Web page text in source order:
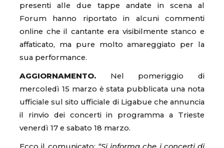
presenti alle due tappe andate in scena al
Forum hanno riportato in alcuni commenti
online che il cantante era visibilmente stanco e
affaticato, ma pure molto amareggiato per la
sua performance.
AGGIORNAMENTO. Nel pomeriggio di
mercoledì 15 marzo è stata pubblicata una nota
ufficiale sul sito ufficiale di Ligabue che annuncia
il rinvio dei concerti in programma a Trieste
venerdì 17 e sabato 18 marzo.